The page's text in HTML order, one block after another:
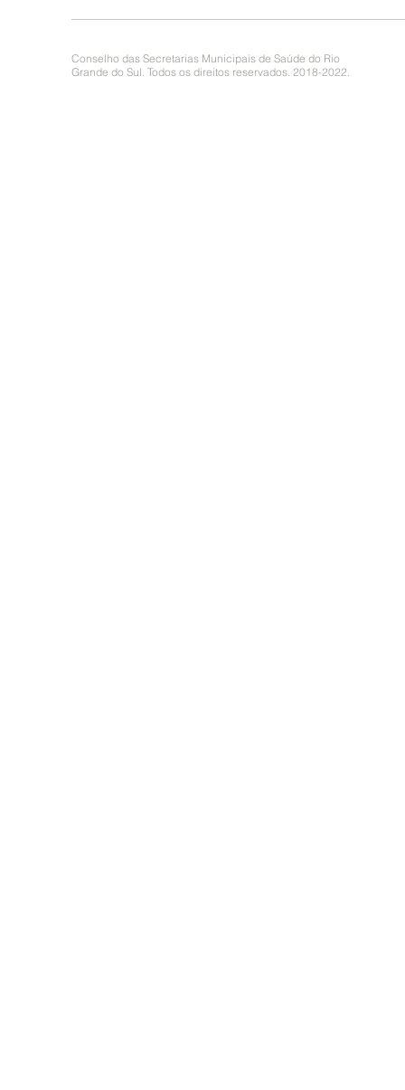
Conselho das Secretarias Municipais de Saúde do Rio
Grande do Sul. Todos os direitos reservados. 2018-2022.